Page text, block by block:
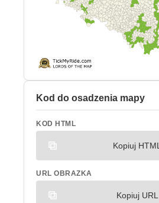
Kod do osadzenia mapy
KOD HTML
Kopiuj HTML
URL OBRAZKA
Kopiuj URL